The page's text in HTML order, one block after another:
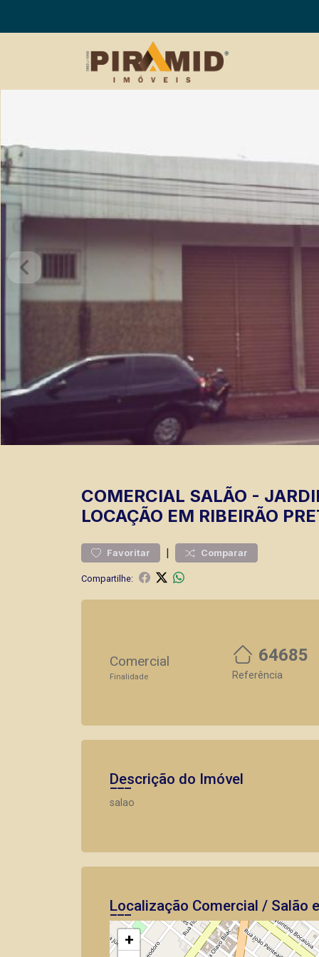
COMERCIAL SALÃO -
LOCAÇÃO EM RIBEIRÃO
Favoritar | Comparar
Compartilhe:
Comercial
Finalidade
64685
Referência
Descrição do Imóvel
salao
Localização Comercial / Salão
+